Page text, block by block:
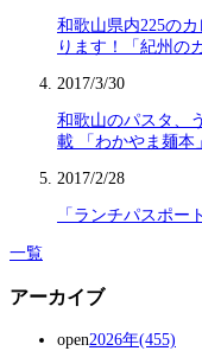
和歌山県内225の
ります！「紀州の
2017/3/30
和歌山のパスタ、
載 「わかやま麺本
2017/2/28
「ランチパスポー
一覧
アーカイブ
open2026年(455)